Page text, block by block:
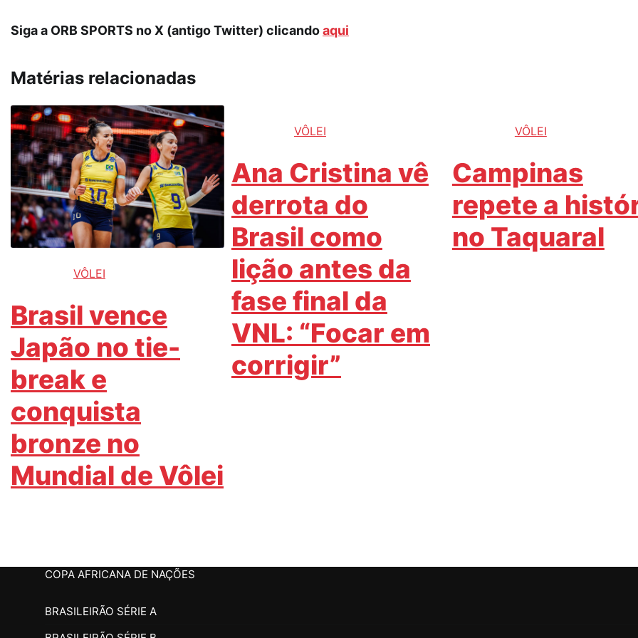
Siga a ORB SPORTS no X (antigo Twitter) clicandoaqui
Matérias relacionadas
VÔLEI
Brasil vence
Japão no tie-
break e
conquista
bronze no
Mundial de Vôlei
VÔLEI
Ana Cristina vê
derrota do
Brasil como
lição antes da
fase final da
VNL: “Focar em
corrigir”
VÔLEI
Campinas
repete a
no Taquaral
COPA AFRICANA DE NAÇÕES
BRASILEIRÃO SÉRIE A